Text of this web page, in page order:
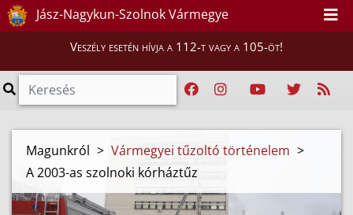
Jász-Nagykun-Szolnok Vármegye
Veszély esetén hívja a 112-t vagy a 105-öt!
Magunkról > Vármegyei tűzoltó történelem >
A 2003-as szolnoki kórháztűz